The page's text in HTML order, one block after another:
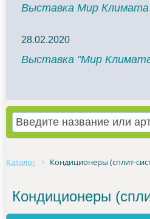
Выставка Мир Климата
28.02.2020
Выставка "Мир
Каталог Кондиционеры (сплит-
Кондиционеры